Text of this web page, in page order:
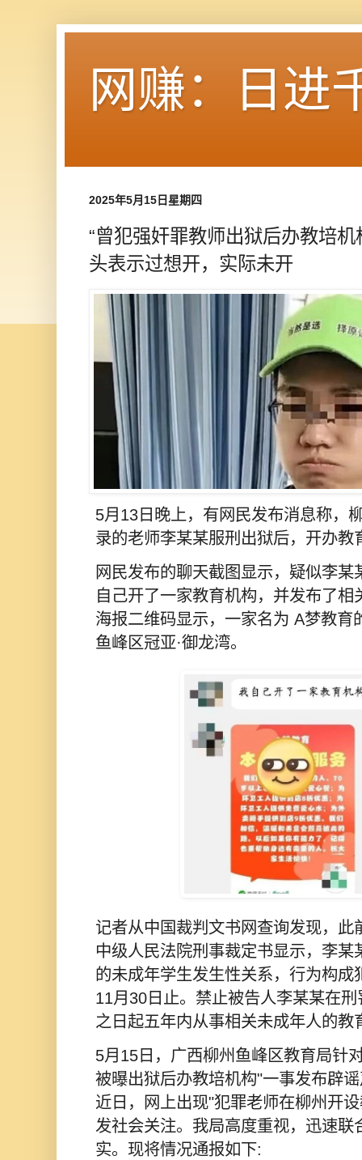
网赚：日进
2025年5月15日星期四
“曾犯强奸罪教师出狱后办教培
头表示过想开，实际未开
5月13日晚上，有网民发布消息称，
录的老师李某某服刑出狱后，开办教
网民发布的聊天截图显示，疑似李
自己开了一家教育机构，并发布了
海报二维码显示，一家名为 A梦教育
鱼峰区冠亚·御龙湾。
记者从中国裁判文书网查询发现，此
中级人民法院刑事裁定书显示，李某
的未成年学生发生性关系，行为构成
11月30日止。禁止被告人李某某在
之日起五年内从事相关未成年人的教
5月15日，广西柳州鱼峰区教育局针
被曝出狱后办教培机构"一事发布辟
近日，网上出现"犯罪老师在柳州开
发社会关注。我局高度重视，迅速联
实。现将情况通报如下: